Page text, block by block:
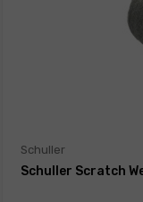
Schuller
Schuller Scratch